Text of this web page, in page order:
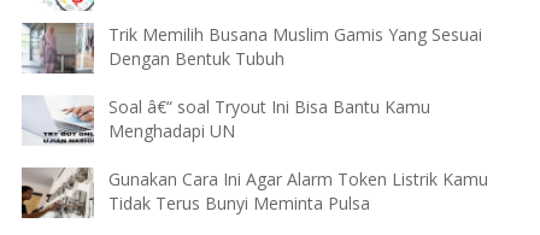
Trik Memilih Busana Muslim Gamis Yang Sesuai
Dengan Bentuk Tubuh
Soal â€“ soal Tryout Ini Bisa Bantu Kamu
Menghadapi UN
Gunakan Cara Ini Agar Alarm Token Listrik Kamu
Tidak Terus Bunyi Meminta Pulsa